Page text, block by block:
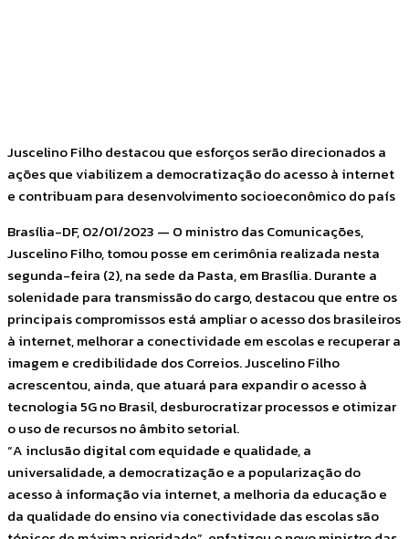
Juscelino Filho destacou que esforços serão direcionados a
ações que viabilizem a democratização do acesso à internet
e contribuam para desenvolvimento socioeconômico do país
Brasília-DF, 02/01/2023 — O ministro das Comunicações,
Juscelino Filho, tomou posse em cerimônia realizada nesta
segunda-feira (2), na sede da Pasta, em Brasília. Durante a
solenidade para transmissão do cargo, destacou que entre os
principais compromissos está ampliar o acesso dos brasileiros
à internet, melhorar a conectividade em escolas e recuperar a
imagem e credibilidade dos Correios. Juscelino Filho
acrescentou, ainda, que atuará para expandir o acesso à
tecnologia 5G no Brasil, desburocratizar processos e otimizar
o uso de recursos no âmbito setorial.
“A inclusão digital com equidade e qualidade, a
universalidade, a democratização e a popularização do
acesso à informação via internet, a melhoria da educação e
da qualidade do ensino via conectividade das escolas são